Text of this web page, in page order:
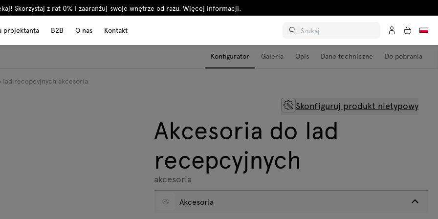
Skorzystaj z rat 0% i zaaranżuj swoje wnętrze od razu. Więcej informacji.
projektanta B2B O nas Kontakt
Konfigurator Galeria Opis Dane techniczne Do pobrania
lad recepcyjnych akcesoria
Skonfiguruj produkt nietypowy
akcesoria
Akcesoria do lad
recepcyjnych
Akcesoria